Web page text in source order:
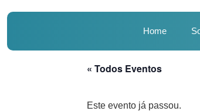
Home
« Todos Eventos
Este evento já passou.